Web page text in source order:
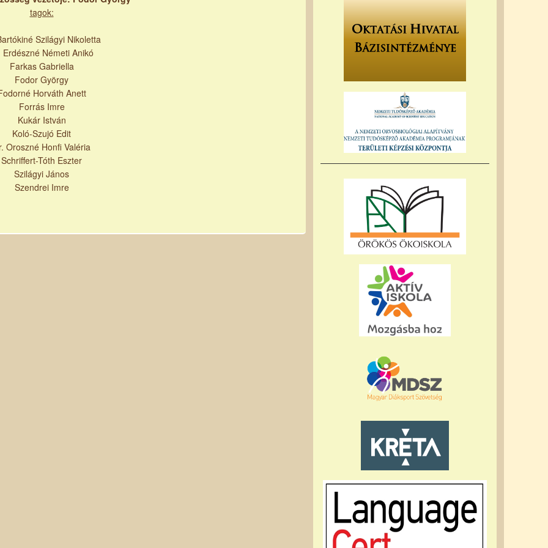
tagok:
Szilágyi Nikoletta
Erdészné Németi Anikó
Farkas Gabriella
Fodor György
Horváth Anett
Forrás Imre
Kukár István
Koló-Szujó Edit
Oroszné Honfi Valéria
Schriffert-Tóth Eszter
Szilágyi János
Szendrei Imre